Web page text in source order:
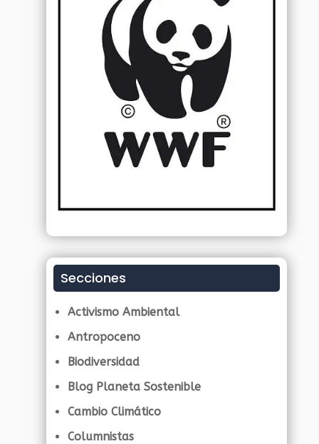
Secciones
Activismo Ambiental
Antropoceno
Biodiversidad
Blog Planeta Sostenible
Cambio Climático
Columnistas